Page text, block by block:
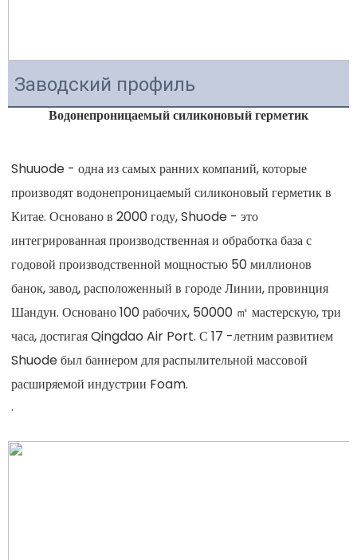
Заводский профиль
Водонепроницаемый силиконовый герметик
Shuuode - одна из самых ранних компаний, которые
производят водонепроницаемый силиконовый герметик в
Китае. Основано в 2000 году, Shuode - это
интегрированная производственная и обработка база с
годовой производственной мощностью 50 миллионов
банок, завод, расположенный в городе Линии, провинция
Шандун. Основано 100 рабочих, 50000 ㎡ мастерскую, три
часа, достигая Qingdao Air Port. С 17 -летним развитием
Shuode был баннером для распылительной массовой